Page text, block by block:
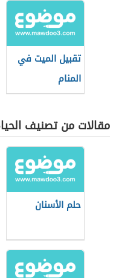
تقبيل الميت في
المنام
مقالات من تصنيف
حلم الأسنان